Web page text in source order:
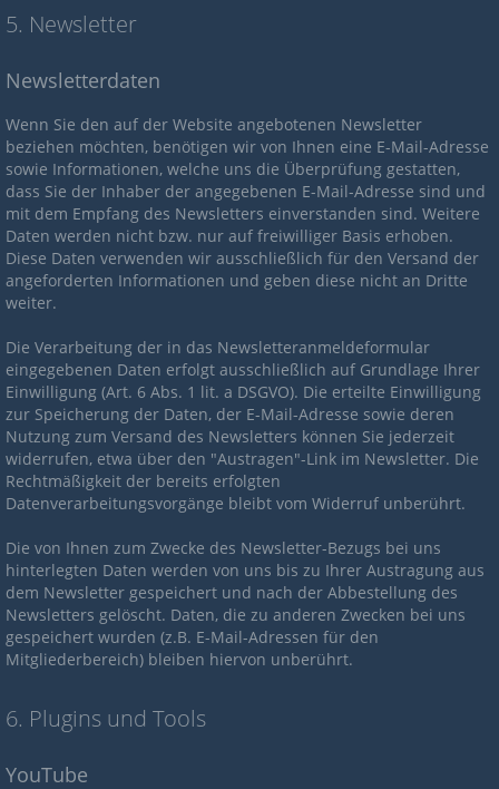
5. Newsletter
Newsletterdaten
Wenn Sie den auf der Website angebotenen Newsletter
beziehen möchten, benötigen wir von Ihnen eine E-Mail-Adresse
sowie Informationen, welche uns die Überprüfung gestatten,
dass Sie der Inhaber der angegebenen E-Mail-Adresse sind und
mit dem Empfang des Newsletters einverstanden sind. Weitere
Daten werden nicht bzw. nur auf freiwilliger Basis erhoben.
Diese Daten verwenden wir ausschließlich für den Versand der
angeforderten Informationen und geben diese nicht an Dritte
weiter.
Die Verarbeitung der in das Newsletteranmeldeformular
eingegebenen Daten erfolgt ausschließlich auf Grundlage Ihrer
Einwilligung (Art. 6 Abs. 1 lit. a DSGVO). Die erteilte Einwilligung
zur Speicherung der Daten, der E-Mail-Adresse sowie deren
Nutzung zum Versand des Newsletters können Sie jederzeit
widerrufen, etwa über den "Austragen"-Link im Newsletter. Die
Rechtmäßigkeit der bereits erfolgten
Datenverarbeitungsvorgänge bleibt vom Widerruf unberührt.
Die von Ihnen zum Zwecke des Newsletter-Bezugs bei uns
hinterlegten Daten werden von uns bis zu Ihrer Austragung aus
dem Newsletter gespeichert und nach der Abbestellung des
Newsletters gelöscht. Daten, die zu anderen Zwecken bei uns
gespeichert wurden (z.B. E-Mail-Adressen für den
Mitgliederbereich) bleiben hiervon unberührt.
6. Plugins und Tools
YouTube